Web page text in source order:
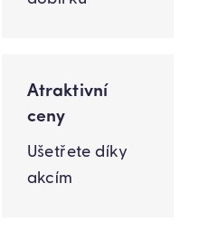
Atraktivní
ceny
Ušetřete díky
akcím